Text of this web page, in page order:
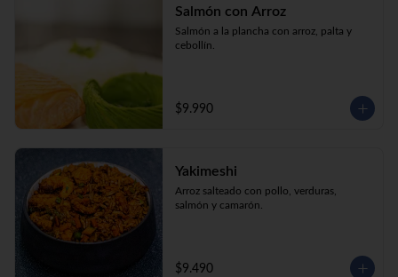
Salmón con Arroz
Salmón a la plancha con arroz, palta y
cebollín.
$9.990
Yakimeshi
Arroz salteado con pollo, verduras,
salmón y camarón.
$9.490